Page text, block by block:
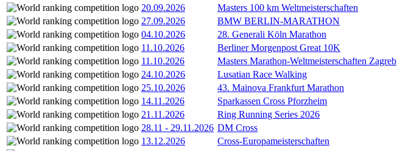
20.09.2026
Masters 100 km Weltmeisterschaften
27.09.2026
BMW BERLIN-MARATHON
04.10.2026
28. Generali Köln Marathon
11.10.2026
Berliner Morgenpost Great 10K
11.10.2026
Masters Marathon-Weltmeisterschaften Zagreb
24.10.2026
Lusatian Race Walking
25.10.2026
43. Mainova Frankfurt Marathon
14.11.2026
Sparkassen Cross Pforzheim
21.11.2026
Ring Running Series 2026
28.11 - 29.11.2026 DM Cross
13.12.2026
Cross-Europameisterschaften